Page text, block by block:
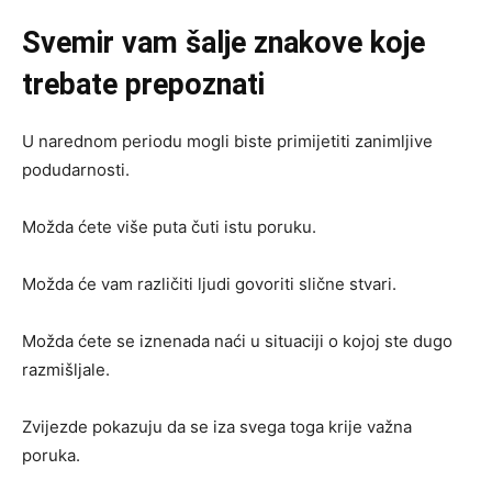
Svemir vam šalje znakove koje
trebate prepoznati
U narednom periodu mogli biste primijetiti zanimljive
podudarnosti.
Možda ćete više puta čuti istu poruku.
Možda će vam različiti ljudi govoriti slične stvari.
Možda ćete se iznenada naći u situaciji o kojoj ste dugo
razmišljale.
Zvijezde pokazuju da se iza svega toga krije važna
poruka.